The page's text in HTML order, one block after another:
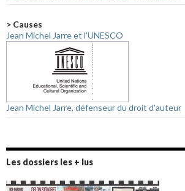
> Causes
Jean Michel Jarre et l'UNESCO
Jean Michel Jarre, défenseur du droit d'auteur
Les dossiers les + lus